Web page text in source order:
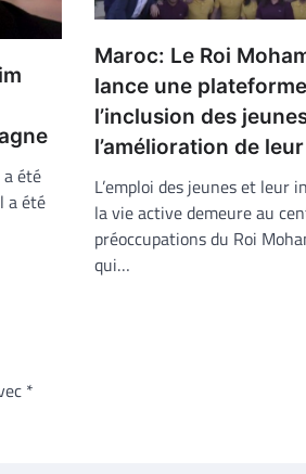
été
a été
Maroc: Le Roi
lance une
l’inclusion des
l’amélioration de
L’emploi des jeunes et leur
la vie active demeure au
préoccupations du Roi
qui…
*